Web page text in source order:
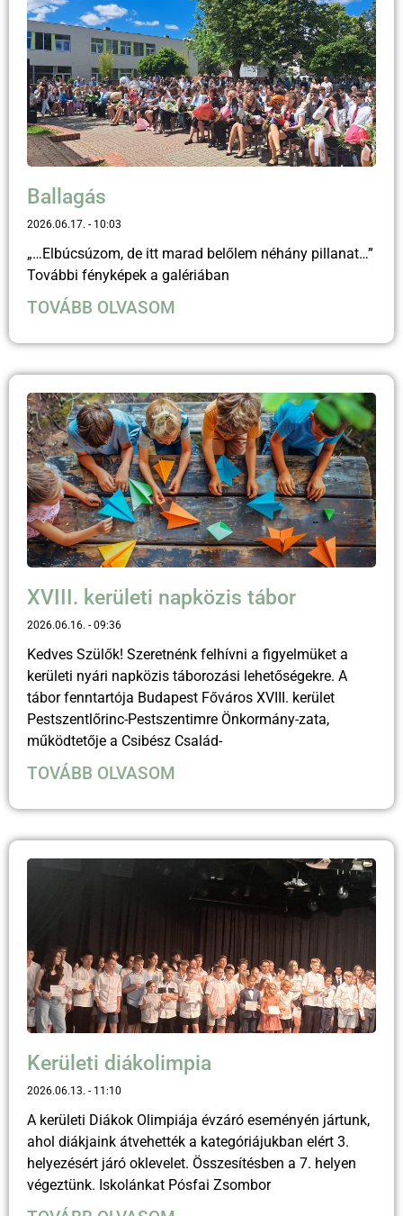
Ballagás
2026.06.17. 10:03
„…Elbúcsúzom, de itt marad belőlem néhány pillanat…”
További fényképek a galériában
TOVÁBB OLVASOM
XVIII. kerületi napközis tábor
2026.06.16. 09:36
Kedves Szülők! Szeretnénk felhívni a figyelmüket a
kerületi nyári napközis táborozási lehetőségekre. A
tábor fenntartója Budapest Főváros XVIII. kerület
Pestszentlőrinc-Pestszentimre Önkormány-zata,
működtetője a Csibész Család-
TOVÁBB OLVASOM
Kerületi diákolimpia
2026.06.13. 11:10
A kerületi Diákok Olimpiája évzáró eseményén jártunk,
ahol diákjaink átvehették a kategóriájukban elért 3.
helyezésért járó oklevelet. Összesítésben a 7. helyen
végeztünk. Iskolánkat Pósfai Zsombor